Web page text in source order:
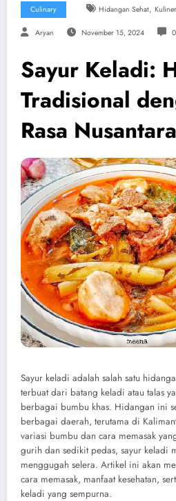
Culinary Hidangan Sehat,
Aryan November 15, 2024
Sayur Keladi:
Tradisional
Rasa Nusantara
Sayur keladi adalah salah satu
terbuat dari batang keladi atau talas
berbagai bumbu khas. Hidangan ini
berbagai daerah, terutama di
variasi bumbu dan cara memasak
gurih dan sedikit pedas, sayur keladi
menggugah selera. Artikel ini akan
cara memasak, manfaat kesehatan,
keladi yang sempurna.